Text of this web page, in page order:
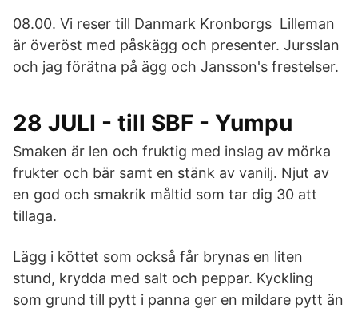
08.00. Vi reser till Danmark Kronborgs Lilleman
är överöst med påskägg och presenter. Jursslan
och jag förätna på ägg och Jansson's frestelser.
28 JULI - till SBF - Yumpu
Smaken är len och fruktig med inslag av mörka
frukter och bär samt en stänk av vanilj. Njut av
en god och smakrik måltid som tar dig 30 att
tillaga.
Lägg i köttet som också får brynas en liten
stund, krydda med salt och peppar. Kyckling
som grund till pytt i panna ger en mildare pytt än